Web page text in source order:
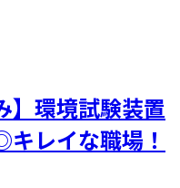
】環境試験装置
レイな職場！